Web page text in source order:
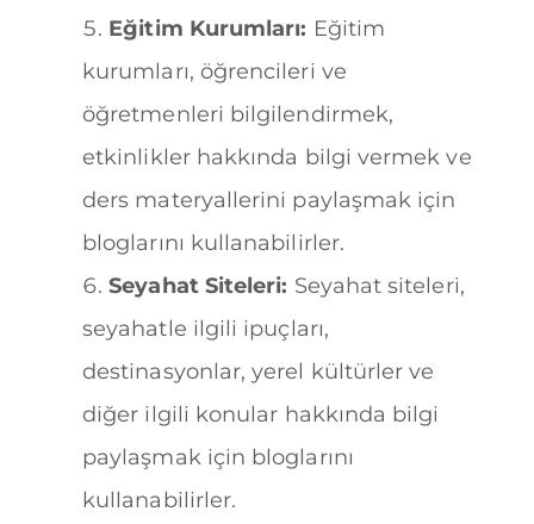
Eğitim Kurumları: Eğitim
kurumları, öğrencileri ve
öğretmenleri bilgilendirmek,
etkinlikler hakkında bilgi vermek ve
ders materyallerini paylaşmak için
bloglarını kullanabilirler.
Seyahat Siteleri: Seyahat siteleri,
seyahatle ilgili ipuçları,
destinasyonlar, yerel kültürler ve
diğer ilgili konular hakkında bilgi
paylaşmak için bloglarını
kullanabilirler.